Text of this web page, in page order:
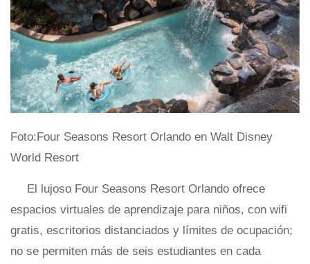
Foto:Four Seasons Resort Orlando en Walt Disney
World Resort
El lujoso Four Seasons Resort Orlando ofrece
espacios virtuales de aprendizaje para niños, con wifi
gratis, escritorios distanciados y límites de ocupación;
no se permiten más de seis estudiantes en cada